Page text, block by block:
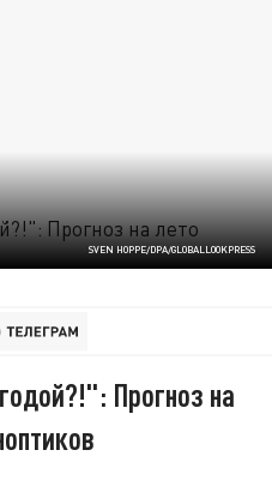
SVEN HOPPE/DPA/GLOBALLOOKPRESS
Прогноз на